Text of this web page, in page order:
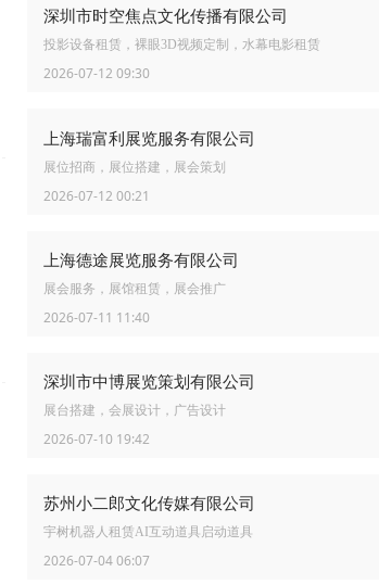
深圳市时空焦点文化传播有限公司
投影设备租赁，裸眼3D视频定制，水幕电影租赁
2026-07-12 09:30
上海瑞富利展览服务有限公司
展位招商，展位搭建，展会策划
2026-07-12 00:21
上海德途展览服务有限公司
展会服务，展馆租赁，展会推广
2026-07-11 11:40
深圳市中博展览策划有限公司
展台搭建，会展设计，广告设计
2026-07-10 19:42
苏州小二郎文化传媒有限公司
宇树机器人租赁AI互动道具启动道具
2026-07-04 06:07